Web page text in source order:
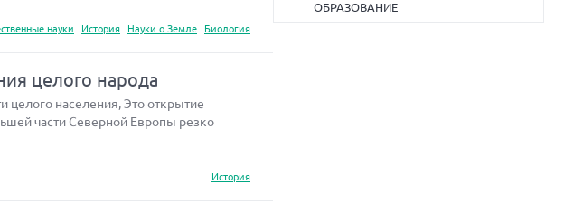
науки
История Науки о Земле Биология
целого народа
целого населения, Это открытие
части Северной Европы резко
История
ОБРАЗОВАНИЕ